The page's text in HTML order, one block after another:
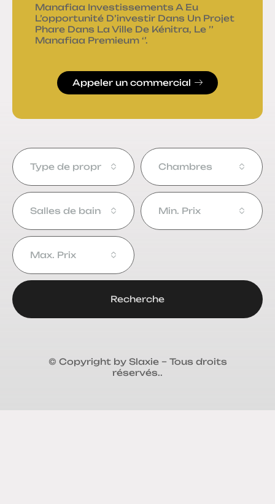
Manafiaa Investissements A Eu
L’opportunité D’investir Dans Un Projet
Phare Dans La Ville De Kénitra, Le ’’
Manafiaa Premieum ‘’.
Appeler un commercial
Type de propriété Chambres
Salles de bains Min. Prix
Max. Prix
Recherche
© Copyright by Slaxie – Tous droits
réservés..